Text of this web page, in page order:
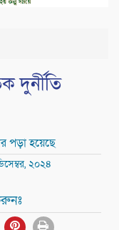
দুর্নীতি
পড়া হয়েছে
২০২৪